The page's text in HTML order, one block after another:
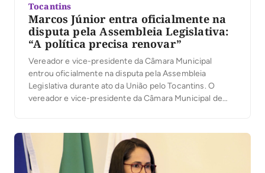
Tocantins
Marcos Júnior entra oficialmente na
disputa pela Assembleia Legislativa:
“A política precisa renovar”
Vereador e vice-presidente da Câmara Municipal
entrou oficialmente na disputa pela Assembleia
Legislativa durante ato da União pelo Tocantins. O
vereador e vice-presidente da Câmara Municipal de
União pelo Tocantins, realizada na última quarta-feira,
5, no Espaço Cultural José Gomes Sobrinho, […]